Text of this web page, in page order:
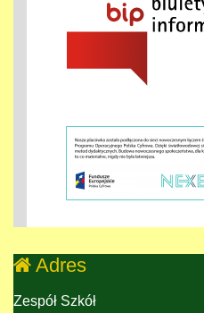
Adres
Zespół Szkół